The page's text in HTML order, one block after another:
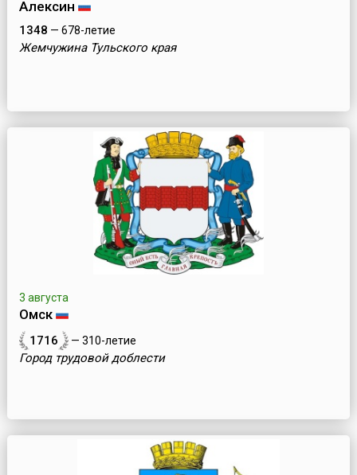
Алексин
1348 — 678-летие
Жемчужина Тульского края
3 августа
Омск
1716 — 310-летие
Город трудовой доблести